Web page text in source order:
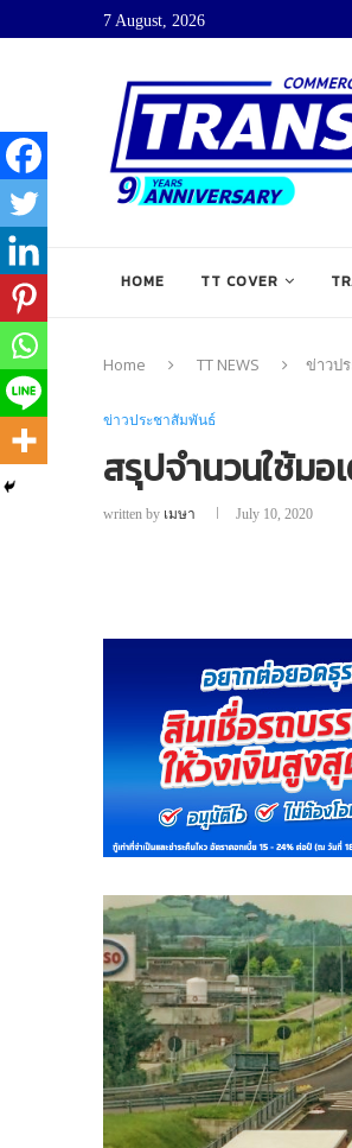
7 August, 2026
HOME TT COVER
Home TT NEWS ข่าวป
ข่าวประชาสัมพันธ์
สรุปจำนวนใช้มอ
written by เมษา July 10, 2020